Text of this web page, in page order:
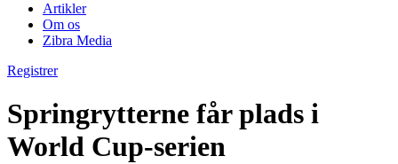
Artikler
Om os
Zibra Media
Registrer
Springrytterne får plads i
World Cup-serien